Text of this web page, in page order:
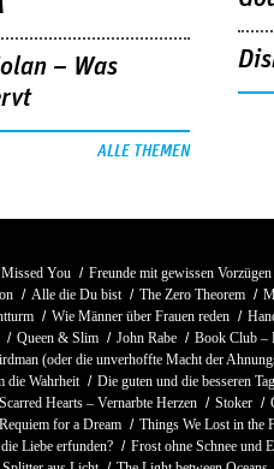
– Was
ALLE THEMEN
You Freunde mit gewissen Vorzügen
Alle die Du bist The Zero Theorem
Wie Männer über Frauen reden
Queen & Slim John Rabe
Book Club –
(oder die unverhoffte Macht der
die Wahrheit
Die guten und die besseren
Scarred Hearts – Vernarbte Herzen Stoker
Requiem for a Dream Things We Lost in the
Liebe erfunden?
Frost ohne Schnee und